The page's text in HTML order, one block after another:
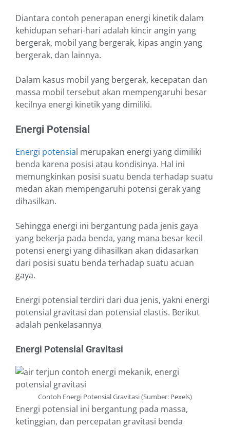
Diantara contoh penerapan energi kinetik dalam
kehidupan sehari-hari adalah kincir angin yang
bergerak, mobil yang bergerak, kipas angin yang
bergerak, dan lainnya.
Dalam kasus mobil yang bergerak, kecepatan dan
massa mobil tersebut akan mempengaruhi besar
kecilnya energi kinetik yang dimiliki.
Energi Potensial
Energi potensial merupakan energi yang dimiliki
benda karena posisi atau kondisinya. Hal ini
memungkinkan posisi suatu benda terhadap suatu
medan akan mempengaruhi potensi gerak yang
dihasilkan.
Sehingga energi ini bergantung pada jenis gaya
yang bekerja pada benda, yang mana besar kecil
potensi energi yang dihasilkan akan didasarkan
dari posisi suatu benda terhadap suatu acuan
gaya.
Energi potensial terdiri dari dua jenis, yakni energi
potensial gravitasi dan potensial elastis. Berikut
adalah penkelasannya
Energi Potensial Gravitasi
Contoh Energi Potensial Gravitasi (Sumber: Pexels)
Energi potensial ini bergantung pada massa,
ketinggian, dan percepatan gravitasi benda